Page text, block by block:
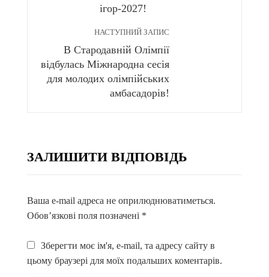
ігор-2027!
НАСТУПНИЙ ЗАПИС
В Стародавній Олімпії
відбулась Міжнародна сесія
для молодих олімпійських
амбасадорів!
ЗАЛИШИТИ ВІДПОВІДЬ
Ваша e-mail адреса не оприлюднюватиметься.
Обов’язкові поля позначені *
Зберегти моє ім'я, e-mail, та адресу сайту в
цьому браузері для моїх подальших коментарів.